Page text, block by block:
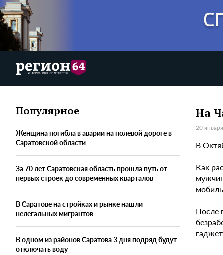
Популярное
Женщина погибла в аварии на полевой дороге в
Саратовской области
За 70 лет Саратовская область прошла путь от
первых строек до современных кварталов
В Саратове на стройках и рынке нашли
нелегальных мигрантов
В одном из районов Саратова 3 дня подряд будут
отключать воду
На
20
В
Как
После